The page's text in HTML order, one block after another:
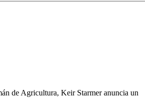
de Agricultura, Keir Starmer anuncia un